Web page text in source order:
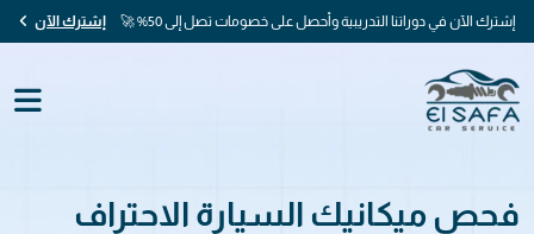
إشترك الآن في دوراتنا التدريبية وأحصل على خصومات تصل إلى 50% 🚀 إشترك الآن
فحص ميكانيك السيارة الاحتراف